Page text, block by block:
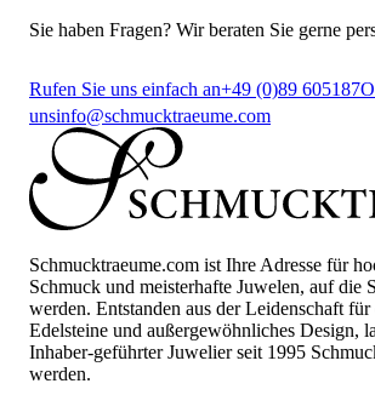
Sie haben Fragen? Wir beraten Sie gerne
Rufen Sie uns einfach an+49 (0)89 605187
unsinfo@schmucktraeume.com
Schmucktraeume.com ist Ihre Adresse für
Schmuck und meisterhafte Juwelen, auf die
werden. Entstanden aus der Leidenschaft
Edelsteine und außergewöhnliches Design,
Inhaber-geführter Juwelier seit 1995
werden.